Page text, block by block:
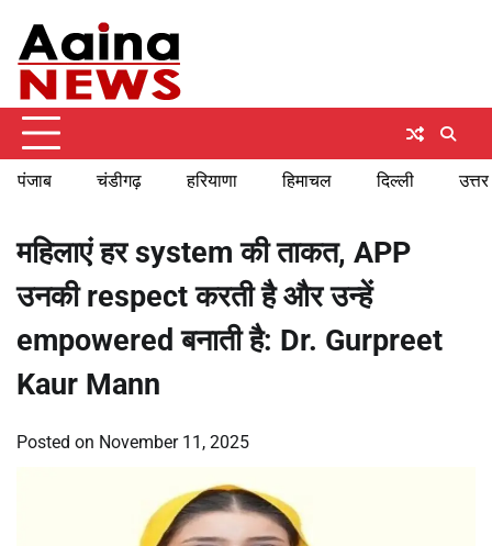
content
पंजाब चंडीगढ़ हरियाणा हिमाचल दिल्ली
महिलाएं हर system की ताकत, APP
उनकी respect करती है और उन्हें
empowered बनाती है: Dr. Gurpreet
Kaur Mann
Posted on November 11, 2025